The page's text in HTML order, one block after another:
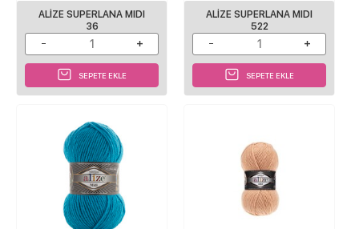
ALIZE SUPERLANA MIDI
36
SEPETE EKLE
ALIZE SUPERLANA MIDI
522
SEPETE EKLE